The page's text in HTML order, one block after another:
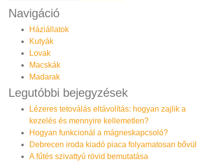
Navigáció
Háziállatok
Kutyák
Lovak
Macskák
Madarak
Legutóbbi bejegyzések
Lézeres tetoválás eltávolítás: hogyan zajlik a
kezelés és mennyire kellemetlen?
Hogyan funkcionál a mágneskapcsoló?
Debrecen iroda kiadó piaca folyamatosan bővül
A fűtés szivattyú rövid bemutatása